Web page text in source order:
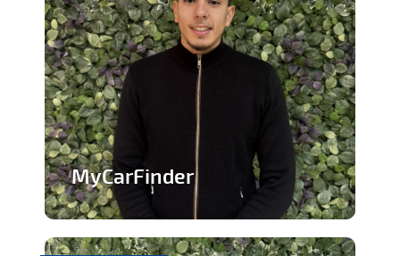
MyCarFinder
d'occasion